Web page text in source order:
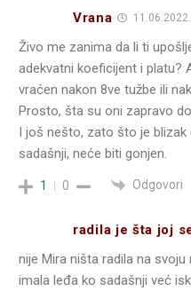
Vrana
Živo me zanima da li ti
adekvatni koeficijent i platu?
vraćen nakon 8ve tužbe ili
Prosto, šta su oni zapravo
I još nešto, zato što je
sadašnji, neće biti gonjen.
1 0 Odgovori
radila je šta joj
nije Mira ništa radila na
imala leđa ko sadašnji već